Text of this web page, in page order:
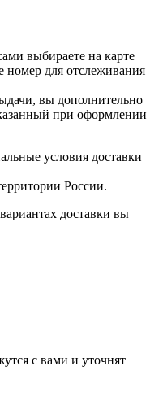
выбираете на карте
номер для отслеживания
вы дополнительно
при оформлении
условия доставки
России.
доставки вы
с вами и уточнят